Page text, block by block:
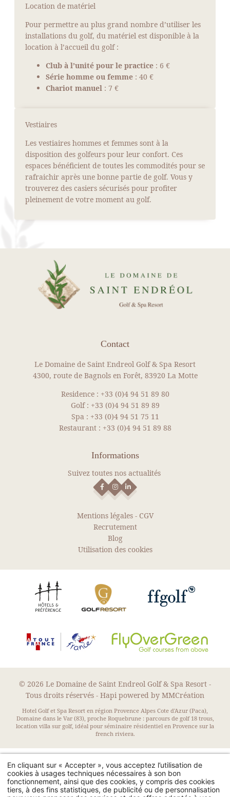
Location de matériel
Pour permettre au plus grand nombre d’utiliser les
installations du golf, du matériel est disponible à la
location à l’accueil du golf :
Club à l’unité pour le practice : 6 €
Série homme ou femme : 40 €
Chariot manuel : 7 €
Vestiaires
Les vestiaires hommes et femmes sont à la
disposition des golfeurs pour leur confort. Ces
espaces bénéficient de toutes les commodités pour se
rafraichir après une bonne partie de golf. Vous y
trouverez des casiers sécurisés pour profiter
pleinement de votre moment au golf.
Contact
Le Domaine de Saint Endreol Golf & Spa Resort
4300, route de Bagnols en Forêt, 83920 La Motte
Residence : +33 (0)4 94 51 89 80
Golf : +33 (0)4 94 51 89 89
Spa : +33 (0)4 94 51 75 11
Restaurant : +33 (0)4 94 51 89 88
Informations
Suivez toutes nos actualités
Mentions légales- CGV
Recrutement
Blog
Utilisation des cookies
© 2026 Le Domaine de Saint Endreol Golf & Spa Resort -
Tous droits réservés - Hapi powered by MMCréation
Hotel Golf et Spa Resort en région Provence Alpes Cote d'Azur (Paca),
Domaine dans le Var (83), proche Roquebrune : parcours de golf 18 trous,
location villa sur golf, idéal pour séminaire résidentiel en Provence sur la
french riviera.
4300, route de Bagnols en Forêt - 83920 La Motte, France
Residence : +33 (0)4 94 51 89 80-Golf : +33 (0)4 94 51 89 89-
ACTUALITÉS
En cliquant sur « Accepter », vous acceptez l’utilisation de
cookies à usages techniques nécessaires à son bon
fonctionnement, ainsi que des cookies, y compris des cookies
tiers, à des fins statistiques, de publicité ou de personnalisation